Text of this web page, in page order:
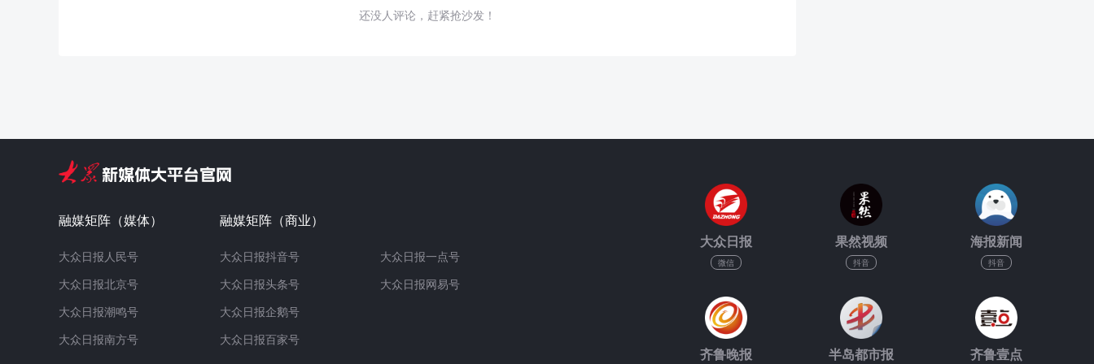
还没人评论，赶紧抢沙发！
融媒矩阵（媒体）
大众日报人民号
大众日报北京号
大众日报潮鸣号
大众日报南方号
融媒矩阵（商业）
大众日报抖音号
大众日报头条号
大众日报企鹅号
大众日报百家号
大众日报一点号
大众日报网易号
大众日报
微信
果然视频
抖音
海报新闻
抖音
齐鲁晚报 半岛都市报 齐鲁壹点